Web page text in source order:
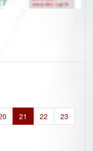
21 22
23